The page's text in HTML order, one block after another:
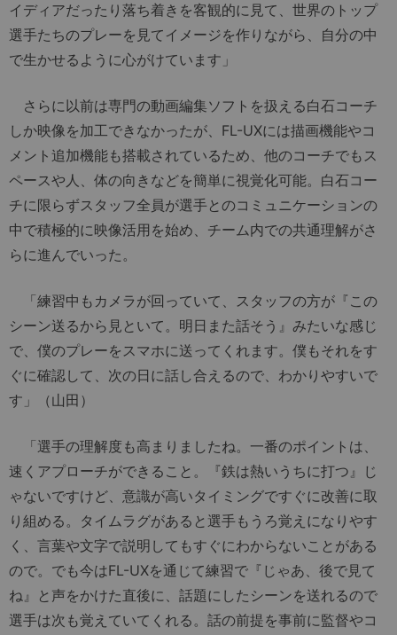
イディアだったり落ち着きを客観的に見て、世界のトップ
選手たちのプレーを見てイメージを作りながら、自分の中
で生かせるように心がけています」
さらに以前は専門の動画編集ソフトを扱える白石コーチ
しか映像を加工できなかったが、FL-UXには描画機能やコ
メント追加機能も搭載されているため、他のコーチでもス
ペースや人、体の向きなどを簡単に視覚化可能。白石コー
チに限らずスタッフ全員が選手とのコミュニケーションの
中で積極的に映像活用を始め、チーム内での共通理解がさ
らに進んでいった。
「練習中もカメラが回っていて、スタッフの方が『この
シーン送るから見といて。明日また話そう』みたいな感じ
で、僕のプレーをスマホに送ってくれます。僕もそれをす
ぐに確認して、次の日に話し合えるので、わかりやすいで
す」（山田）
「選手の理解度も高まりましたね。一番のポイントは、
速くアプローチができること。『鉄は熱いうちに打つ』じ
ゃないですけど、意識が高いタイミングですぐに改善に取
り組める。タイムラグがあると選手もうろ覚えになりやす
く、言葉や文字で説明してもすぐにわからないことがある
ので。でも今はFL-UXを通じて練習で『じゃあ、後で見て
ね』と声をかけた直後に、話題にしたシーンを送れるので
選手は次も覚えていてくれる。話の前提を事前に監督やコ